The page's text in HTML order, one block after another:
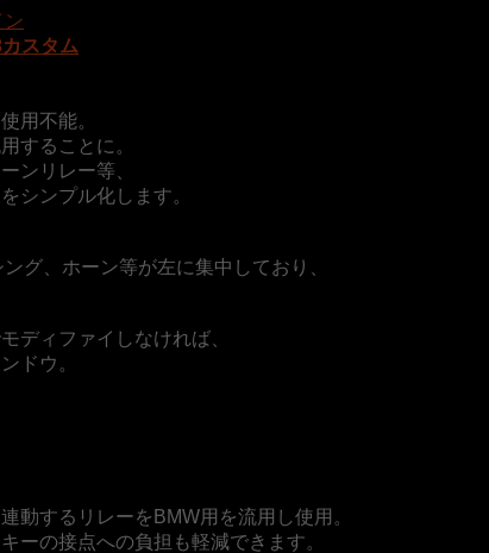
ン
スタム
用不能。
することに。
ンリレー等、
シンプル化します。
グ、ホーン等が左に集中しており、
ディファイしなければ、
ドウ。
動するリレーをBMW用を流用し使用。
ーの接点への負担も軽減できます。